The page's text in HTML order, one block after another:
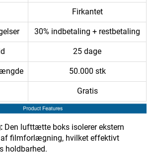
Firkantet
30% indbetaling + restbetaling
25 dage
50.000 stk
Gratis
Den lufttætte boks isolerer ekstern
filmforlægning, hvilket effektivt
holdbarhed.​